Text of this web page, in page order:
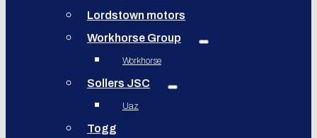
Lordstown motors
Workhorse Group
Workhorse
Sollers JSC
Uaz
Togg